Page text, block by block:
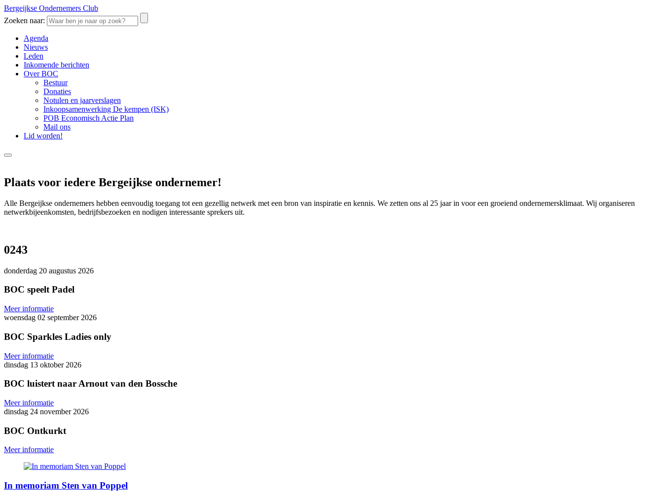
Bergeijkse Ondernemers Club
Zoeken naar:
Agenda
Nieuws
Leden
Inkomende berichten
Over BOC
Bestuur
Donaties
Notulen en jaarverslagen
Inkoopsamenwerking De kempen (ISK)
POB Economisch Actie Plan
Mail ons
Lid worden!
Plaats voor iedere Bergeijkse ondernemer!
Alle Bergeijkse ondernemers hebben eenvoudig toegang tot een gezellig netwerk met een bron van inspiratie en kennis. We zetten ons al 25 jaar in voor een groeiend ondernemersklimaat. Wij organiseren
netwerkbijeenkomsten, bedrijfsbezoeken en nodigen interessante sprekers uit.
0243
donderdag 20 augustus 2026
BOC speelt Padel
Meer informatie
woensdag 02 september 2026
BOC Sparkles Ladies only
Meer informatie
dinsdag 13 oktober 2026
BOC luistert naar Arnout van den Bossche
Meer informatie
dinsdag 24 november 2026
BOC Ontkurkt
Meer informatie
In memoriam Sten van Poppel